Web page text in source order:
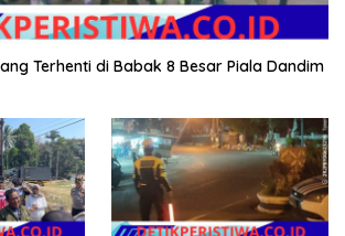
Terhenti di Babak 8 Besar Piala Dandim